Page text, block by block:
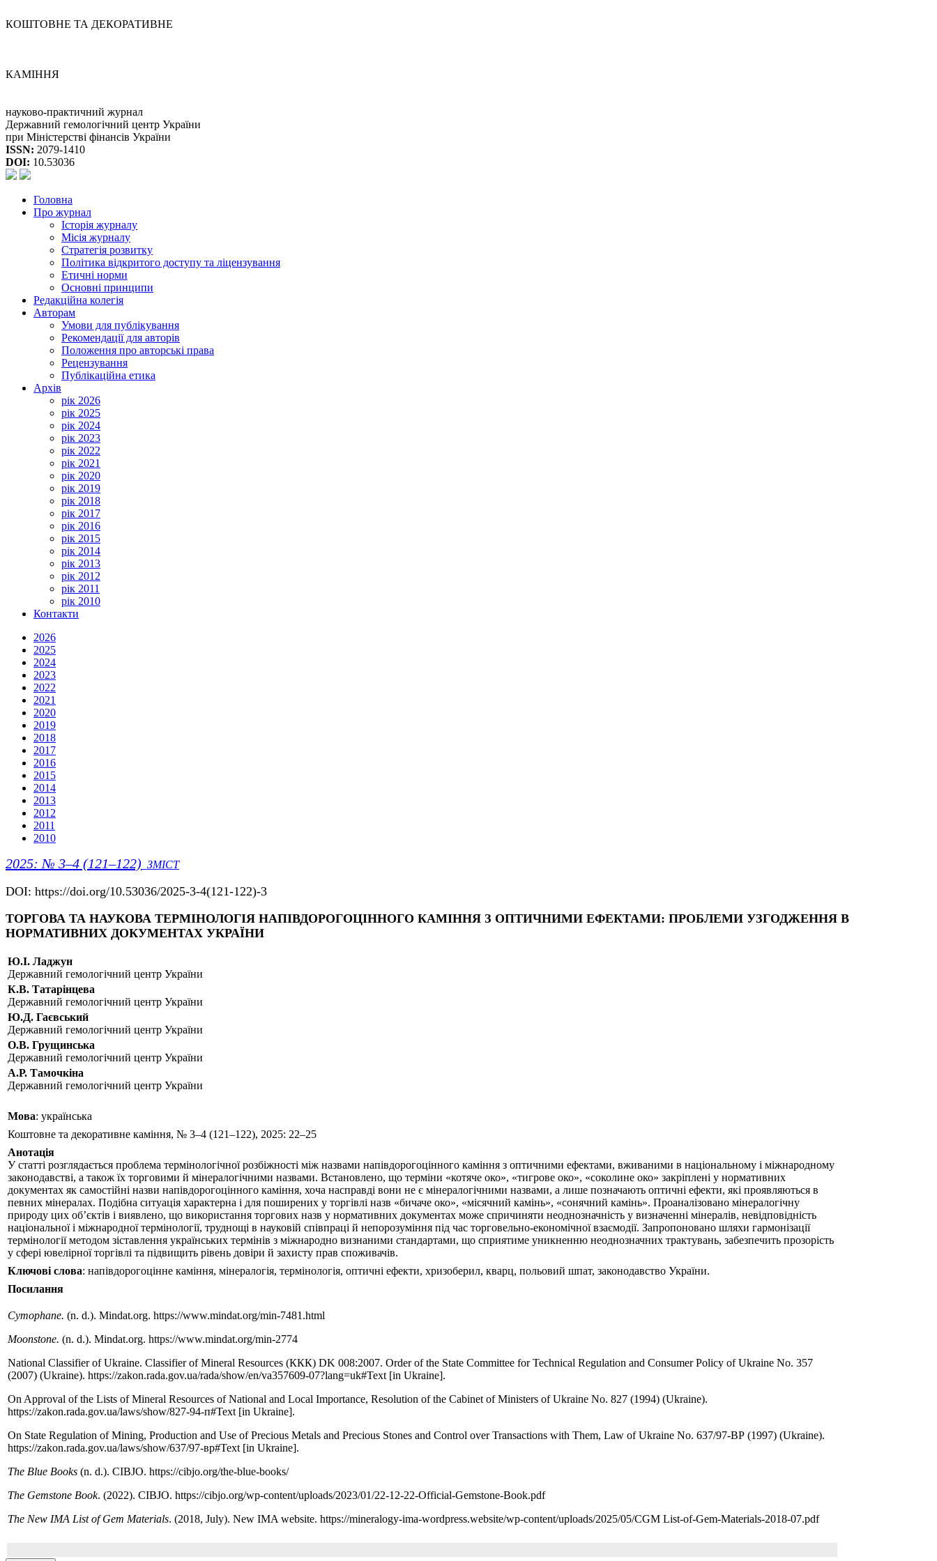
КОШТОВНЕ ТА ДЕКОРАТИВНЕ
КАМІННЯ
науково-практичний журнал
Державний гемологічний центр України
при Міністерстві фінансів України
ISSN: 2079-1410
DOI: 10.53036
Головна
Про журнал
Історія журналу
Місія журналу
Стратегія розвитку
Політика відкритого доступу та ліцензування
Етичні норми
Основні принципи
Редакційна колегія
Авторам
Умови для публікування
Рекомендації для авторів
Положення про авторські права
Рецензування
Публікаційна етика
Архів
рік 2026
рік 2025
рік 2024
рік 2023
рік 2022
рік 2021
рік 2020
рік 2019
рік 2018
рік 2017
рік 2016
рік 2015
рік 2014
рік 2013
рік 2012
рік 2011
рік 2010
Контакти
2026
2025
2024
2023
2022
2021
2020
2019
2018
2017
2016
2015
2014
2013
2012
2011
2010
2025: № 3–4 (121–122) ЗМІСТ
DOI: https://doi.org/10.53036/2025-3-4(121-122)-3
ТОРГОВА ТА НАУКОВА ТЕРМІНОЛОГІЯ НАПІВДОРОГОЦІННОГО КАМІННЯ З ОПТИЧНИМИ ЕФЕКТАМИ: ПРОБЛЕМИ УЗГОДЖЕННЯ В
НОРМАТИВНИХ ДОКУМЕНТАХ УКРАЇНИ
Ю.І. Ладжун
Державний гемологічний центр України
К.В. Татарiнцева
Державний гемологічний центр України
Ю.Д. Гаєвський
Державний гемологічний центр України
О.В. Грущинська
Державний гемологічний центр України
А.Р. Тамочкіна
Державний гемологічний центр України
Мова: українська
Коштовне та декоративне каміння, № 3–4 (121–122), 2025: 22–25
Анотація
У статті розглядається проблема термінологічної розбіжності між назвами напівдорогоцінного каміння з оптичними ефектами, вживаними в національному і міжнародному
законодавстві, а також їх торговими й мінералогічними назвами. Встановлено, що терміни «котяче око», «тигрове око», «соколине око» закріплені у нормативних
документах як самостійні назви напівдорогоцінного каміння, хоча насправді вони не є мінералогічними назвами, а лише позначають оптичні ефекти, які проявляються в
певних мінералах. Подібна ситуація характерна і для поширених у торгівлі назв «бичаче око», «місячний камінь», «сонячний камінь». Проаналізовано мінералогічну
природу цих об’єктів і виявлено, що використання торгових назв у нормативних документах може спричиняти неоднозначність у визначенні мінералів, невідповідність
національної і міжнародної термінології, труднощі в науковій співпраці й непорозуміння під час торговельно-економічної взаємодії. Запропоновано шляхи гармонізації
термінології методом зіставлення українських термінів з міжнародно визнаними стандартами, що сприятиме уникненню неоднозначних трактувань, забезпечить прозорість
у сфері ювелірної торгівлі та підвищить рівень довіри й захисту прав споживачів.
Ключові слова: напівдорогоцінне каміння, мінералогія, термінологія, оптичні ефекти, хризоберил, кварц, польовий шпат, законодавство України.
Посилання
Cymophane. (n. d.). Mindat.org. https://www.mindat.org/min-7481.html
Moonstone. (n. d.). Mindat.org. https://www.mindat.org/min-2774
National Classifier of Ukraine. Classifier of Mineral Resources (ККК) DK 008:2007. Order of the State Committee for Technical Regulation and Consumer Policy of Ukraine No. 357
(2007) (Ukraine). https://zakon.rada.gov.ua/rada/show/en/va357609-07?lang=uk#Text [in Ukraine].
On Approval of the Lists of Mineral Resources of National and Local Importance, Resolution of the Cabinet of Ministers of Ukraine No. 827 (1994) (Ukraine).
https://zakon.rada.gov.ua/laws/show/827-94-п#Text [in Ukraine].
On State Regulation of Mining, Production and Use of Precious Metals and Precious Stones and Control over Transactions with Them, Law of Ukraine No. 637/97-ВР (1997) (Ukraine).
https://zakon.rada.gov.ua/laws/show/637/97-вр#Text [in Ukraine].
The Blue Books (n. d.). CIBJO. https://cibjo.org/the-blue-books/
The Gemstone Book. (2022). CIBJO. https://cibjo.org/wp-content/uploads/2023/01/22-12-22-Official-Gemstone-Book.pdf
The New IMA List of Gem Materials. (2018, July). New IMA website. https://mineralogy-ima-wordpress.website/wp-content/uploads/2025/05/CGM List-of-Gem-Materials-2018-07.pdf